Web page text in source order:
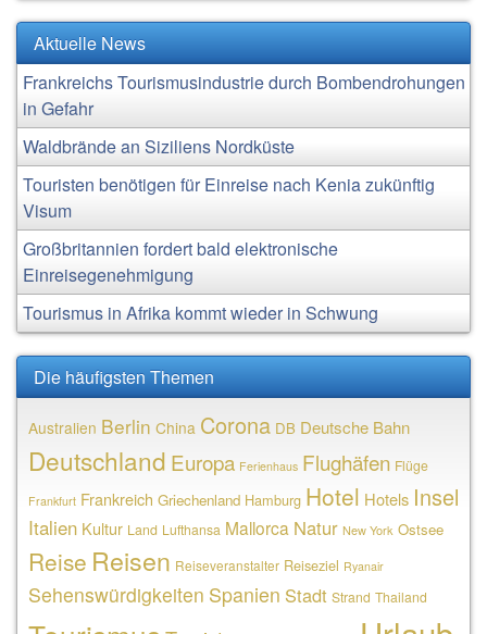
Aktuelle News
Frankreichs Tourismusindustrie durch Bombendrohungen
in Gefahr
Waldbrände an Siziliens Nordküste
Touristen benötigen für Einreise nach Kenia zukünftig
Visum
Großbritannien fordert bald elektronische
Einreisegenehmigung
Tourismus in Afrika kommt wieder in Schwung
Die häufigsten Themen
Australien Berlin China Corona DB Deutsche Bahn
Deutschland Europa Ferienhaus Flughäfen Flüge
Frankfurt Frankreich Griechenland Hamburg Hotel Hotels Insel
Italien Kultur Land Lufthansa Mallorca Natur New York Ostsee
Reise Reisen Reiseveranstalter Reiseziel Ryanair
Sehenswürdigkeiten Spanien Stadt Strand Thailand